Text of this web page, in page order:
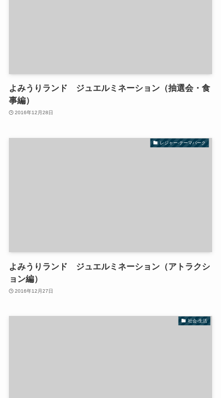
よみうりランド ジュエルミネーション（抽選会・食
事編）
2016年12月28日
レジャー-テーマパーク
よみうりランド ジュエルミネーション（アトラクシ
ョン編）
2016年12月27日
社会-生活